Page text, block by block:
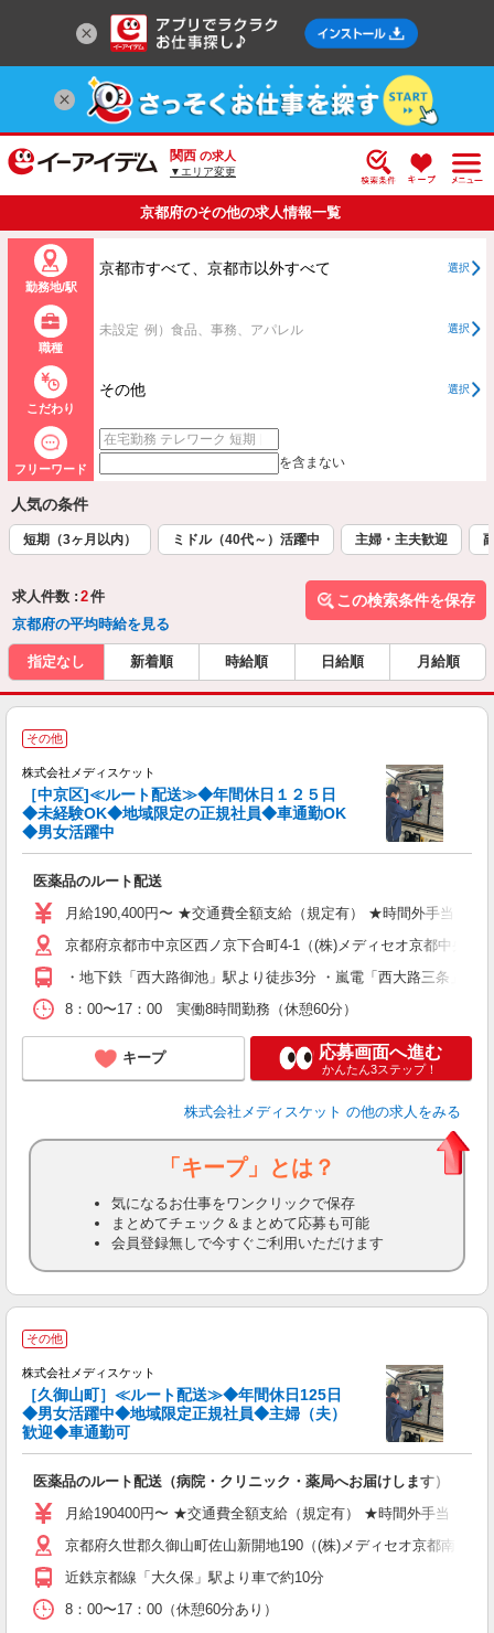
関西 の求人
▼エリア変更
京都府のその他の求人情報一覧
勤務地/駅
京都市すべて、京都市以外すべて 選択
職種
未設定 例）食品、事務、アパレル 選択
こだわり
その他 選択
フリーワード を含まない
人気の条件
短期（3ヶ月以内） ミドル（40代～）活躍中 主婦・主夫歓迎
求人件数 : 2件
京都府の平均時給を見る
この検索条件を保存
指定なし 新着順 時給順 日給順 月給順
その他
株式会社メディスケット
［中京区]≪ルート配送≫◆年間休日１２５日
◆未経験OK◆地域限定の正規社員◆車通勤OK
◆男女活躍中
医薬品のルート配送
月給190,400円〜 ★交通費全額支給（規定有） ★時間外
京都府京都市中京区西ノ京下合町4-1（(株)メディセオ京都中央
・地下鉄「西大路御池」駅より徒歩3分 ・嵐電「西大路三条」駅
8：00〜17：00 実働8時間勤務（休憩60分）
キープ 応募画面へ進む
かんたん3ステップ！
株式会社メディスケット の他の求人をみる
「キープ」とは？
気になるお仕事をワンクリックで保存
まとめてチェック＆まとめて応募も可能
会員登録無しで今すぐご利用いただけます
その他
株式会社メディスケット
［久御山町］≪ルート配送≫◆年間休日125日
◆男女活躍中◆地域限定正規社員◆主婦（夫）
歓迎◆車通勤可
医薬品のルート配送（病院・クリニック・薬局へお届けします）
月給190400円〜 ★交通費全額支給（規定有） ★時間外
京都府久世郡久御山町佐山新開地190（(株)メディセオ京都南ビ
近鉄京都線「大久保」駅より車で約10分
8：00〜17：00（休憩60分あり）